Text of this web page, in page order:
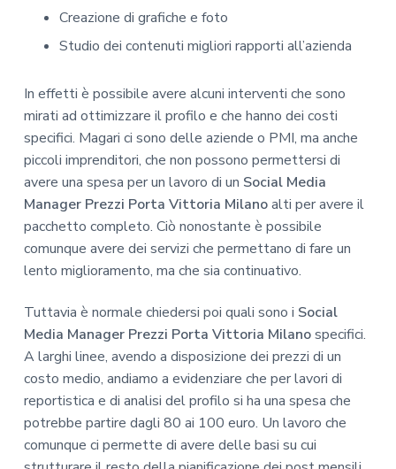
Creazione di grafiche e foto
Studio dei contenuti migliori rapporti all’azienda
In effetti è possibile avere alcuni interventi che sono
mirati ad ottimizzare il profilo e che hanno dei costi
specifici. Magari ci sono delle aziende o PMI, ma anche
piccoli imprenditori, che non possono permettersi di
avere una spesa per un lavoro di un Social Media
Manager Prezzi Porta Vittoria Milanoalti per avere il
pacchetto completo. Ciò nonostante è possibile
comunque avere dei servizi che permettano di fare un
lento miglioramento, ma che sia continuativo.
Tuttavia è normale chiedersi poi quali sono i Social
Media Manager Prezzi Porta Vittoria Milanospecifici.
A larghi linee, avendo a disposizione dei prezzi di un
costo medio, andiamo a evidenziare che per lavori di
reportistica e di analisi del profilo si ha una spesa che
potrebbe partire dagli 80 ai 100 euro. Un lavoro che
comunque ci permette di avere delle basi su cui